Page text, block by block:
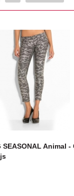
SEASONAL Animal -